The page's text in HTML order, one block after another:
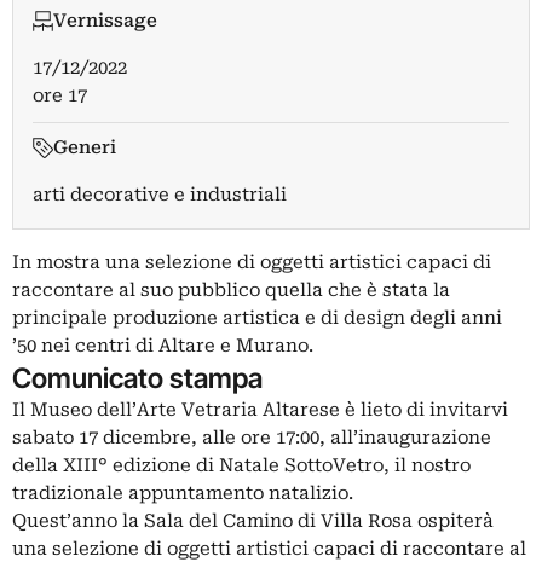
Vernissage
17/12/2022
ore 17
Generi
arti decorative e industriali
In mostra una selezione di oggetti artistici capaci di
raccontare al suo pubblico quella che è stata la
principale produzione artistica e di design degli anni
’50 nei centri di Altare e Murano.
Comunicato stampa
Il Museo dell’Arte Vetraria Altarese è lieto di invitarvi
sabato 17 dicembre, alle ore 17:00, all’inaugurazione
della XIII° edizione di Natale SottoVetro, il nostro
tradizionale appuntamento natalizio.
Quest’anno la Sala del Camino di Villa Rosa ospiterà
una selezione di oggetti artistici capaci di raccontare al